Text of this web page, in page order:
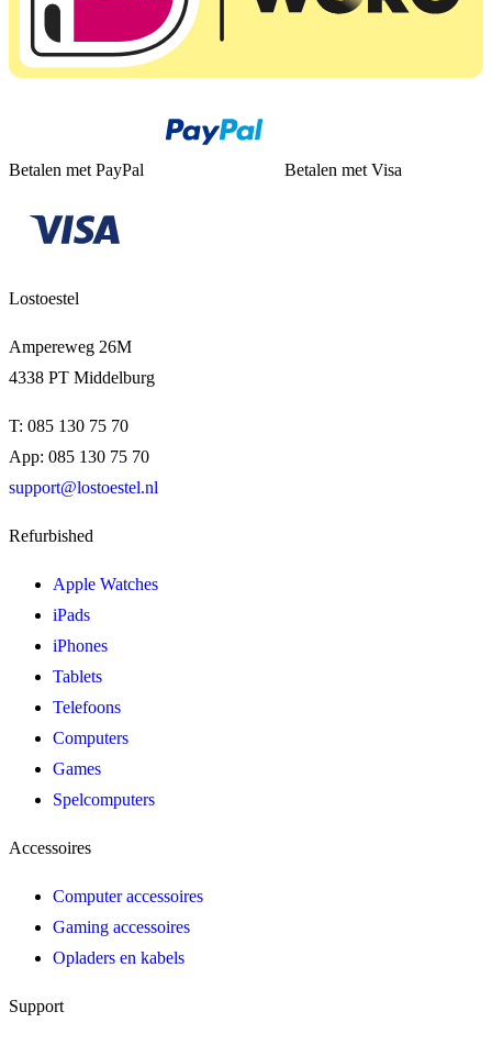
Betalen met PayPal Betalen met Visa
Lostoestel
Ampereweg 26M
4338 PT Middelburg
T: 085 130 75 70
App: 085 130 75 70
support@lostoestel.nl
Refurbished
Apple Watches
iPads
iPhones
Tablets
Telefoons
Computers
Games
Spelcomputers
Accessoires
Computer accessoires
Gaming accessoires
Opladers en kabels
Support